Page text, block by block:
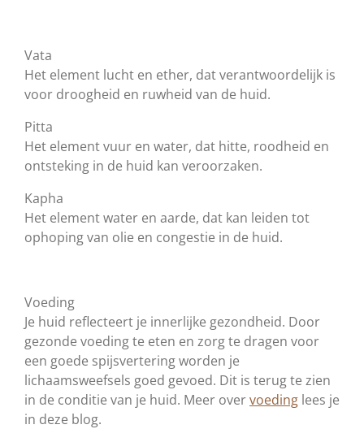
Vata
Het element lucht en ether, dat verantwoordelijk is
voor droogheid en ruwheid van de huid.
Pitta
Het element vuur en water, dat hitte, roodheid en
ontsteking in de huid kan veroorzaken.
Kapha
Het element water en aarde, dat kan leiden tot
ophoping van olie en congestie in de huid.
Voeding
Je huid reflecteert je innerlijke gezondheid. Door
gezonde voeding te eten en zorg te dragen voor
een goede spijsvertering worden je
lichaamsweefsels goed gevoed. Dit is terug te zien
in de conditie van je huid. Meer overvoeding lees je
in deze blog.